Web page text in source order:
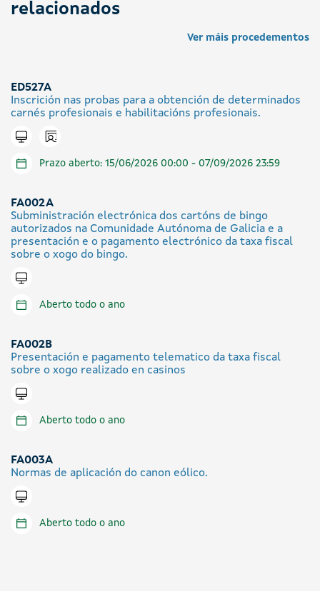
relacionados
Ver máis procedementos
ED527A
Inscrición nas probas para a obtención de determinados
carnés profesionais e habilitacións profesionais.
Tramitar en liña
Icono presencial
Prazo aberto: 15/06/2026 00:00 - 07/09/2026 23:59
FA002A
Subministración electrónica dos cartóns de bingo
autorizados na Comunidade Autónoma de Galicia e a
presentación e o pagamento electrónico da taxa fiscal
sobre o xogo do bingo.
Tramitar en liña
Aberto todo o ano
FA002B
Presentación e pagamento telematico da taxa fiscal
sobre o xogo realizado en casinos
Tramitar en liña
Aberto todo o ano
FA003A
Normas de aplicación do canon eólico.
Tramitar en liña
Aberto todo o ano